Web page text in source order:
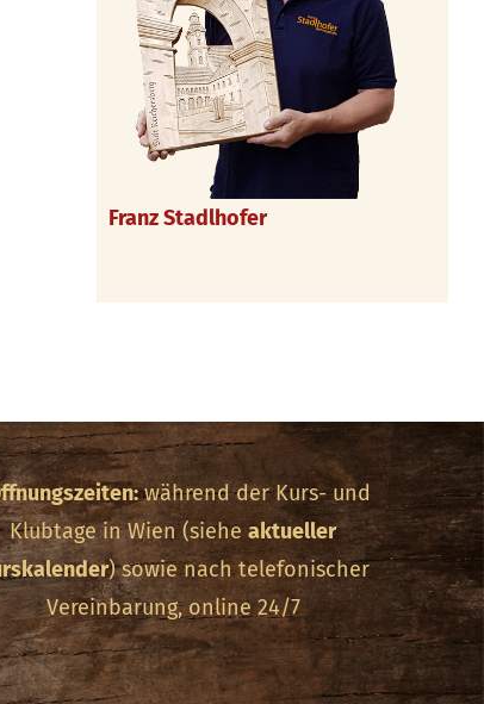
Franz Stadlhofer
während der Kurs- und
Klubtage in Wien (sieheaktueller
) sowie nach telefonischer
Vereinbarung, online 24/7